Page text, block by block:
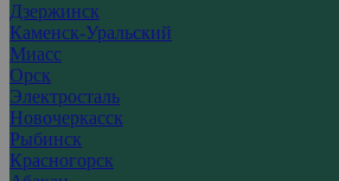
Дзержинск
Каменск-Уральский
Миасс
Орск
Электросталь
Новочеркасск
Рыбинск
Красногорск